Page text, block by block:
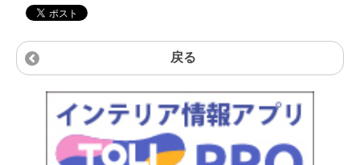
戻る